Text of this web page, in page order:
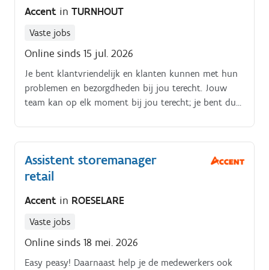
Accent in TURNHOUT
Vaste jobs
Online sinds 15 jul. 2026
Je bent klantvriendelijk en klanten kunnen met hun
problemen en bezorgdheden bij jou terecht. Jouw
team kan op elk moment bij jou terecht; je bent dus
Assistent storemanager
retail
Accent in ROESELARE
Vaste jobs
Online sinds 18 mei. 2026
Easy peasy! Daarnaast help je de medewerkers ook